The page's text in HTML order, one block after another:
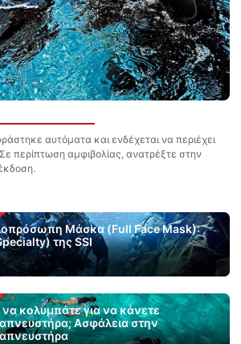
αυτόματα και ενδέχεται να περιέχει
περίπτωση αμφιβολίας, ανατρέξτε στην
Μάσκα (Full Face Mask):
της SSI
κολυμπάτε για να κάνετε
Ασφάλεια στην